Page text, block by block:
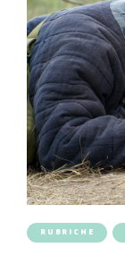
RUBRICHE